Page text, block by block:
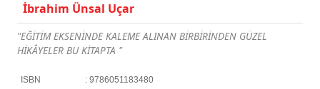
İbrahim Ünsal Uçar
"EĞİTİM EKSENİNDE KALEME ALINAN BİRBİRİNDEN GÜZEL
HİKÂYELER BU KİTAPTA "
ISBN : 9786051183480